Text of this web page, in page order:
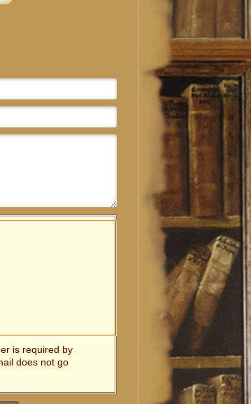
is required by
does not go